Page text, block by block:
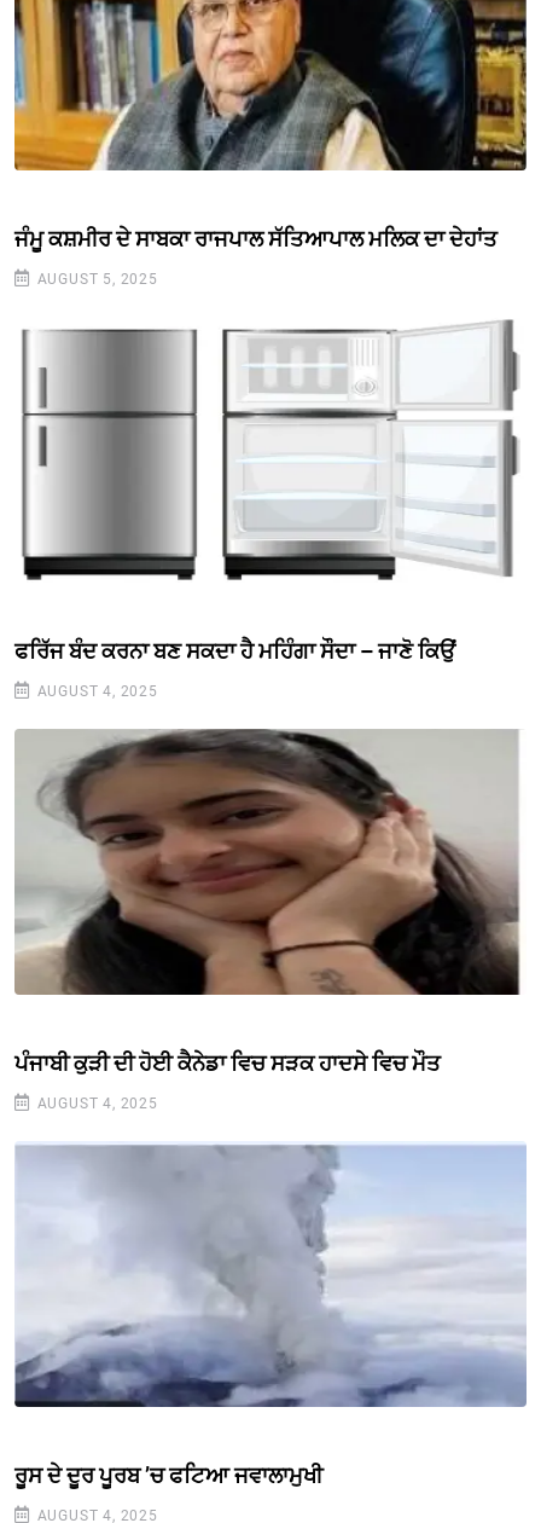
ਜੰਮੂ ਕਸ਼ਮੀਰ ਦੇ ਸਾਬਕਾ ਰਾਜਪਾਲ ਸੱਤਿਆਪਾਲ ਮਲਿਕ ਦਾ ਦੇਹਾਂਤ
AUGUST 5, 2025
ਫਰਿੱਜ ਬੰਦ ਕਰਨਾ ਬਣ ਸਕਦਾ ਹੈ ਮਹਿੰਗਾ ਸੌਦਾ – ਜਾਣੋ ਕਿਉਂ
AUGUST 4, 2025
ਪੰਜਾਬੀ ਕੁੜੀ ਦੀ ਹੋਈ ਕੈਨੇਡਾ ਵਿਚ ਸੜਕ ਹਾਦਸੇ ਵਿਚ ਮੌਤ
AUGUST 4, 2025
ਰੂਸ ਦੇ ਦੂਰ ਪੂਰਬ ’ਚ ਫਟਿਆ ਜਵਾਲਾਮੁਖੀ
AUGUST 4, 2025